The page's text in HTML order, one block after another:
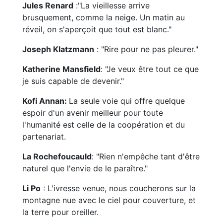
Jules Renard :"La vieillesse arrive
brusquement, comme la neige. Un matin au
réveil, on s'aperçoit que tout est blanc."
Joseph Klatzmann : "Rire pour ne pas pleurer."
Katherine Mansfield: "Je veux être tout ce que
je suis capable de devenir."
Kofi Annan: La seule voie qui offre quelque
espoir d'un avenir meilleur pour toute
l'humanité est celle de la coopération et du
partenariat.
La Rochefoucauld: "Rien n'empêche tant d'être
naturel que l'envie de le paraître."
Li Po : L'ivresse venue, nous coucherons sur la
montagne nue avec le ciel pour couverture, et
la terre pour oreiller.